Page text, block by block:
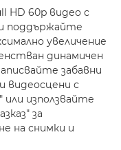
HD 60p видео с
поддържайте
увеличение
динамичен
забавни
видеосцени с
използвайте
за
на снимки и